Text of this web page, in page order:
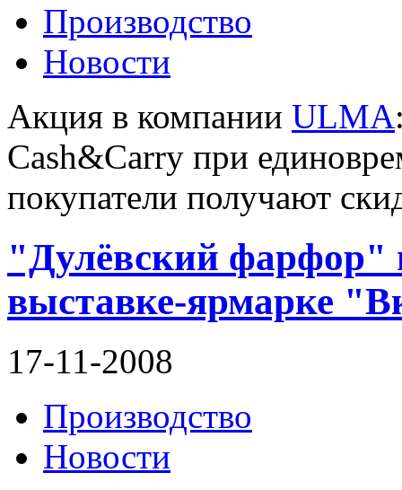
Производство
Новости
Акция в компании ULMA
Cash&Carry при
покупатели получают
"Дулёвский фарфор"
выставке-ярмарке
17-11-2008
Производство
Новости